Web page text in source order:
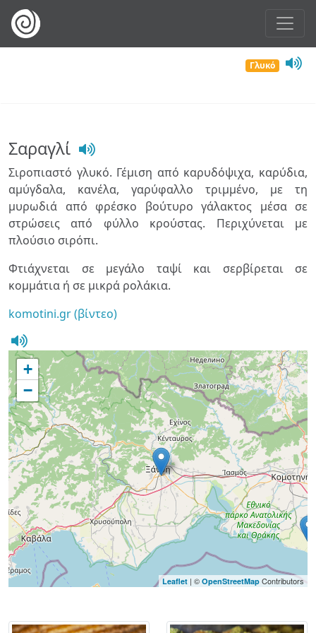
Γλυκό
Σαραγλί
Σιροπιαστό γλυκό. Γέμιση από καρυδόψιχα, καρύδια,
αμύγδαλα, κανέλα, γαρύφαλλο τριμμένο, με τη
μυρωδιά από φρέσκο βούτυρο γάλακτος μέσα σε
στρώσεις από φύλλο κρούστας. Περιχύνεται με
πλούσιο σιρόπι.
Φτιάχνεται σε μεγάλο ταψί και σερβίρεται σε
κομμάτια ή σε μικρά ρολάκια.
komotini.gr (βίντεο)
+
−
Leaflet | © OpenStreetMap Contributors